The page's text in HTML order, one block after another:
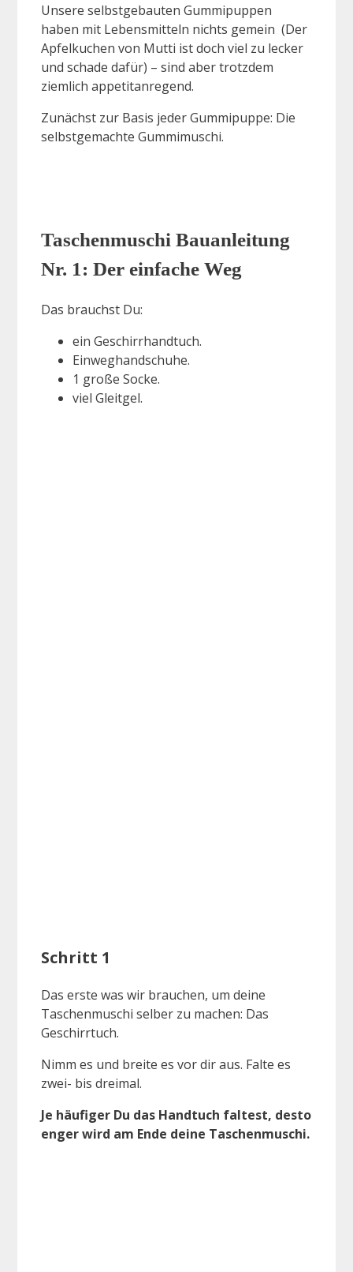
Unsere selbstgebauten Gummipuppen
haben mit Lebensmitteln nichts gemein (Der
Apfelkuchen von Mutti ist doch viel zu lecker
und schade dafür) – sind aber trotzdem
ziemlich appetitanregend.
Zunächst zur Basis jeder Gummipuppe: Die
selbstgemachte Gummimuschi.
Taschenmuschi Bauanleitung
Nr. 1: Der einfache Weg
Das brauchst Du:
ein Geschirrhandtuch.
Einweghandschuhe.
1 große Socke.
viel Gleitgel.
Schritt 1
Das erste was wir brauchen, um deine
Taschenmuschi selber zu machen: Das
Geschirrtuch.
Nimm es und breite es vor dir aus. Falte es
zwei- bis dreimal.
Je häufiger Du das Handtuch faltest, desto
enger wird am Ende deine Taschenmuschi.